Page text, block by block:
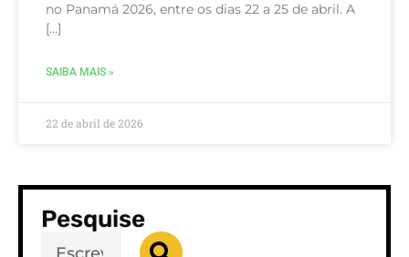
no Panamá 2026, entre os dias 22 a 25 de abril. A
[…]
SAIBA MAIS »
22 de abril de 2026
Pesquise